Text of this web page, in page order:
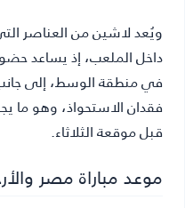
ويُعد لاشين من العناصر
داخل الملعب، إذ يساعد
في منطقة الوسط، إلى جانب
فقدان الاستحواذ، وهو ما
قبل موقعة الثلاثاء.
موعد مباراة مصر